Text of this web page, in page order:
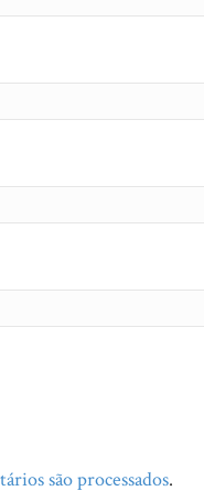
são processados.